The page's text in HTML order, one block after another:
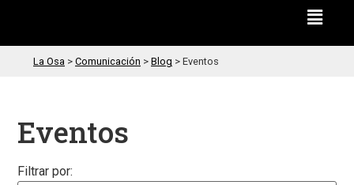
La Osa > Comunicación > Blog > Eventos
Eventos
Filtrar por: